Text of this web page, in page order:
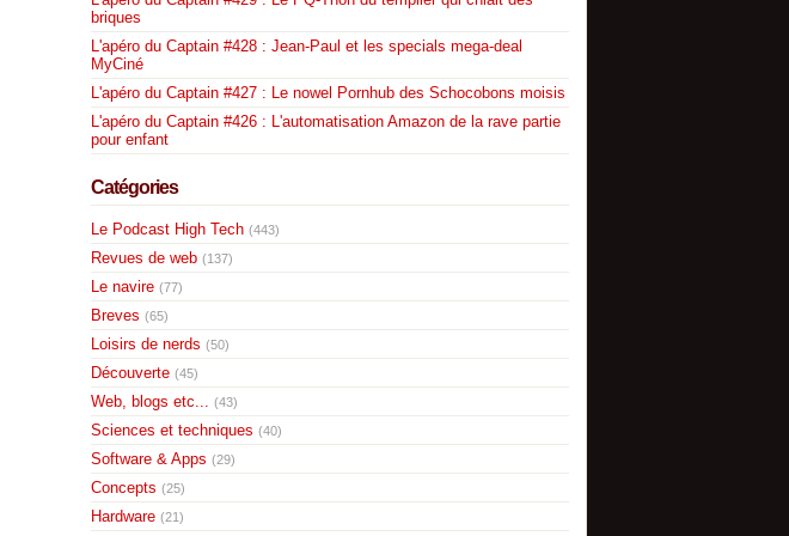
briques
L'apéro du Captain #428 : Jean-Paul et les specials mega-deal
MyCiné
L'apéro du Captain #427 : Le nowel Pornhub des Schocobons moisis
L'apéro du Captain #426 : L'automatisation Amazon de la rave partie
pour enfant
Catégories
Le Podcast High Tech (443)
Revues de web (137)
Le navire (77)
Breves (65)
Loisirs de nerds (50)
Découverte (45)
Web, blogs etc... (43)
Sciences et techniques (40)
Software & Apps (29)
Concepts (25)
Hardware (21)